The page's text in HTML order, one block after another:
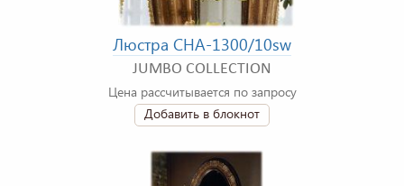
Люстра CHA-1300/10sw
JUMBO COLLECTION
Цена рассчитывается по запросу
Добавить в блокнот